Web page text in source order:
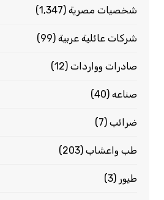
شخصيات مصرية(1٬347)
شركات عائلية عربية(99)
صادرات وواردات(12)
صناعه(40)
ضرائب(7)
طب واعشاب(203)
طيور (3)